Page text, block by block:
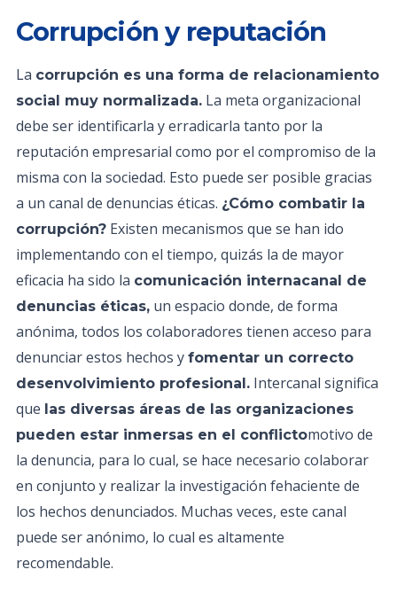
Corrupción y reputación
La corrupción es una forma de relacionamiento
social muy normalizada. La meta organizacional
debe ser identificarla y erradicarla tanto por la
reputación empresarial como por el compromiso de la
misma con la sociedad. Esto puede ser posible gracias
a un canal de denuncias éticas. ¿Cómo combatir la
corrupción? Existen mecanismos que se han ido
implementando con el tiempo, quizás la de mayor
eficacia ha sido la comunicación internacanal de
denuncias éticas, un espacio donde, de forma
anónima, todos los colaboradores tienen acceso para
denunciar estos hechos y fomentar un correcto
desenvolvimiento profesional. Intercanal significa
que las diversas áreas de las organizaciones
pueden estar inmersas en el conflictomotivo de
la denuncia, para lo cual, se hace necesario colaborar
en conjunto y realizar la investigación fehaciente de
los hechos denunciados. Muchas veces, este canal
puede ser anónimo, lo cual es altamente
recomendable.